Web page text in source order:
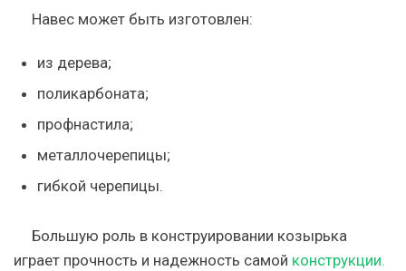
Навес может быть изготовлен:
из дерева;
поликарбоната;
профнастила;
металлочерепицы;
гибкой черепицы.
Большую роль в конструировании козырька
играет прочность и надежность самой конструкции.